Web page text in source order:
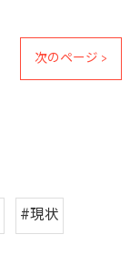
次のページ >
#現状